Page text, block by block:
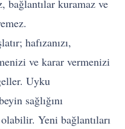
bağlantılar kuramaz ve
hafızanızı,
ve karar vermenizi
Uyku
sağlığını
Yeni bağlantıları